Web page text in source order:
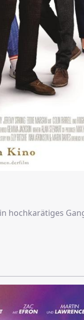
hochkarätiges